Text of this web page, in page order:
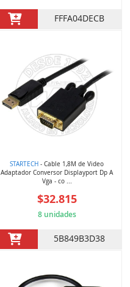
FFFA04DECB
STARTECH - Cable 1,8M de Video
Adaptador Conversor Displayport Dp A
Vga - co ...
$32.815
8 unidades
5B849B3D38